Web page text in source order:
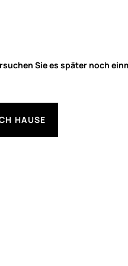
Sie es später noch
HAUSE